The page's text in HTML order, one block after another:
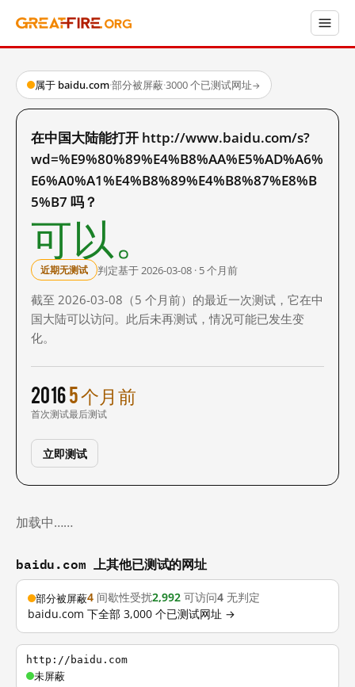
属于 baidu.com·部分被屏蔽·3000 个已测试网址→
在中国大陆能打开 http://www.baidu.com/s?
wd=%E9%80%89%E4%B8%AA%E5%AD%A6%
E6%A0%A1%E4%B8%89%E4%B8%87%E8%B
5%B7 吗？
可以。
近期无测试 判定基于 2026-03-08 · 5 个月前
截至 2026-03-08（5 个月前）的最近一次测试，它在中
国大陆可以访问。此后未再测试，情况可能已发生变
化。
2016
首次测试
5 个月前
最后测试
立即测试
加载中……
baidu.com 上其他已测试的网址
部分被屏蔽4 间歇性受扰2,992 可访问4 无判定
baidu.com 下全部 3,000 个已测试网址 →
http://baidu.com
未屏蔽